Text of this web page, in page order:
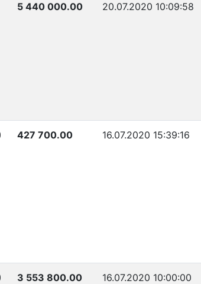
5 440 000.00 20.07.2020 10:09:58
427 700.00 16.07.2020 15:39:16
3 553 800.00 16.07.2020 10:00:00